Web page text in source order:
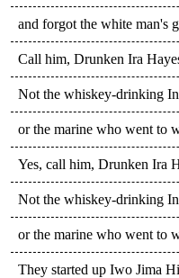
and forgot the white man's
Call him, Drunken Ira
Not the whiskey-drinking
or the marine who went to
Yes, call him, Drunken Ira
Not the whiskey-drinking
or the marine who went to
They started up Iwo Jima